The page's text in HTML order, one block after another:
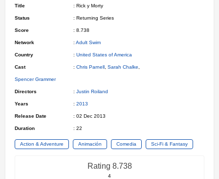
Title : Rick y Morty
Status : Returning Series
Score : 8.738
Network : Adult Swim
Country : United States of America
Cast : Chris Parnell Sarah Chalke
Spencer Grammer
Directors : Justin Roiland
Years : 2013
Release Date : 02 Dec 2013
Duration : 22
Action & Adventure Animación Comedia Sci-Fi & Fantasy
Rating 8.738
4